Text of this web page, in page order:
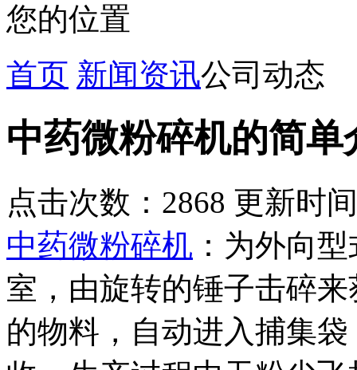
您的位置
首页 新闻资讯公司动态
中药微粉碎机的简单
点击次数：2868 更新时
中药微粉碎机 ：为外向
室，由旋转的锤子击碎
的物料，自动进入捕集